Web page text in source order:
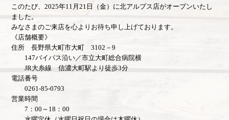
このたび、2025年11月21日（金）に北アルプス店がオープンいたし
ました。
みなさまのご来店を心よりお待ち申し上げております。
《店舗概要》
住所 長野県大町市大町 3102－9
147バイパス沿い／市立大町総合病院横
JR大糸線 信濃大町駅より徒歩3分
電話番号
0261-85-0793
営業時間
7：00～18：00